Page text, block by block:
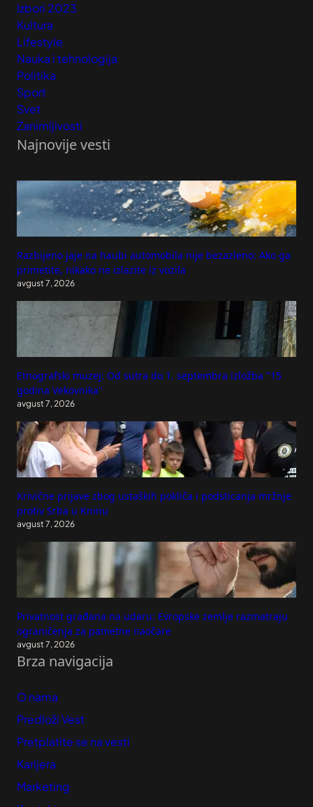
Izbori 2023
Kultura
Lifestyle
Nauka i tehnologija
Politika
Sport
Svet
Zanimljivosti
Najnovije vesti
Razbijeno jaje na haubi automobila nije bezazleno: Ako ga
primetite, nikako ne izlazite iz vozila
avgust 7, 2026
Etnografski muzej: Od sutra do 1. septembra izložba "15
godina Vekovnika"
avgust 7, 2026
Krivične prijave zbog ustaških pokliča i podsticanja mržnje
protiv Srba u Kninu
avgust 7, 2026
Privatnost građana na udaru: Evropske zemlje razmatraju
ograničenja za pametne naočare
avgust 7, 2026
Brza navigacija
O nama
Predloži Vest
Pretplatite se na vesti
Karijera
Marketing